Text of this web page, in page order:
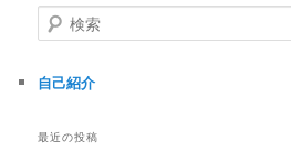
検
索
自己紹介
最近の投稿